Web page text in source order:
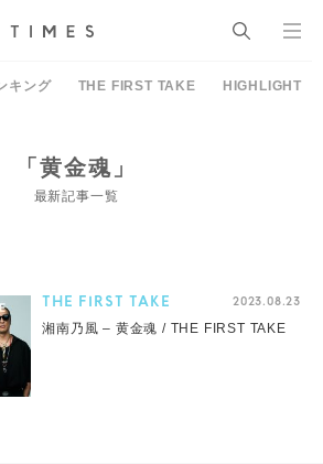
キング THE FIRST TAKE HIGHLIGHT
「黄金魂」
最新記事一覧
THE FIRST TAKE 2023.08.23
湘南乃風 – 黄金魂 / THE FIRST TAKE